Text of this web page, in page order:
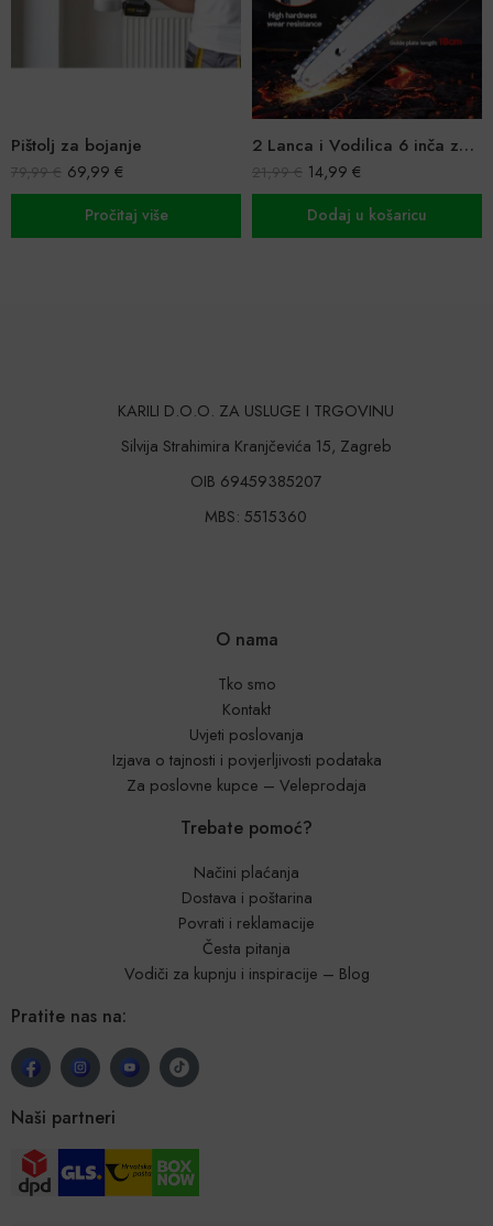
Pištolj za bojanje
79,99€ 69,99 €
Pročitaj više
2 Lanca i Vodilica 6 inča za Male Aku Pile
21,99€ 14,99 €
Dodaj u košaricu
KARILI D.O.O. ZA USLUGE I TRGOVINU
Silvija Strahimira Kranjčevića 15, Zagreb
OIB 69459385207
MBS: 5515360
O nama
Tko smo
Kontakt
Uvjeti poslovanja
Izjava o tajnosti i povjerljivosti podataka
Za poslovne kupce – Veleprodaja
Trebate pomoć?
Načini plaćanja
Dostava i poštarina
Povrati i reklamacije
Česta pitanja
Vodiči za kupnju i inspiracije – Blog
Pratite nas na:
Naši partneri